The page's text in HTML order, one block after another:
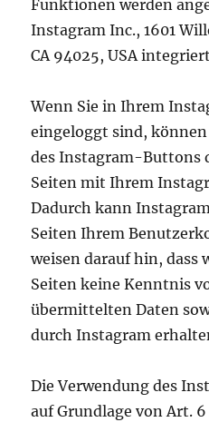
Funktionen werden
Instagram Inc., 1601
CA 94025, USA
Wenn Sie in Ihrem
eingeloggt sind,
des Instagram-Buttons
Seiten mit Ihrem
Dadurch kann
Seiten Ihrem
weisen darauf hin, dass
Seiten keine Kenntnis
übermittelten Daten
durch Instagram
Die Verwendung des
auf Grundlage von Art. 6